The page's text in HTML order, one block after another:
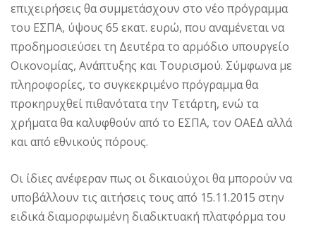
επιχειρήσεις θα συμμετάσχουν στο νέο πρόγραμμα
του ΕΣΠΑ, ύψους 65 εκατ. ευρώ, που αναμένεται να
προδημοσιεύσει τη Δευτέρα το αρμόδιο υπουργείο
Οικονομίας, Ανάπτυξης και Τουρισμού. Σύμφωνα με
πληροφορίες, το συγκεκριμένο πρόγραμμα θα
προκηρυχθεί πιθανότατα την Τετάρτη, ενώ τα
χρήματα θα καλυφθούν από το ΕΣΠΑ, τον ΟΑΕΔ αλλά
και από εθνικούς πόρους.
Οι ίδιες ανέφεραν πως οι δικαιούχοι θα μπορούν να
υποβάλλουν τις αιτήσεις τους από 15.11.2015 στην
ειδικά διαμορφωμένη διαδικτυακή πλατφόρμα του